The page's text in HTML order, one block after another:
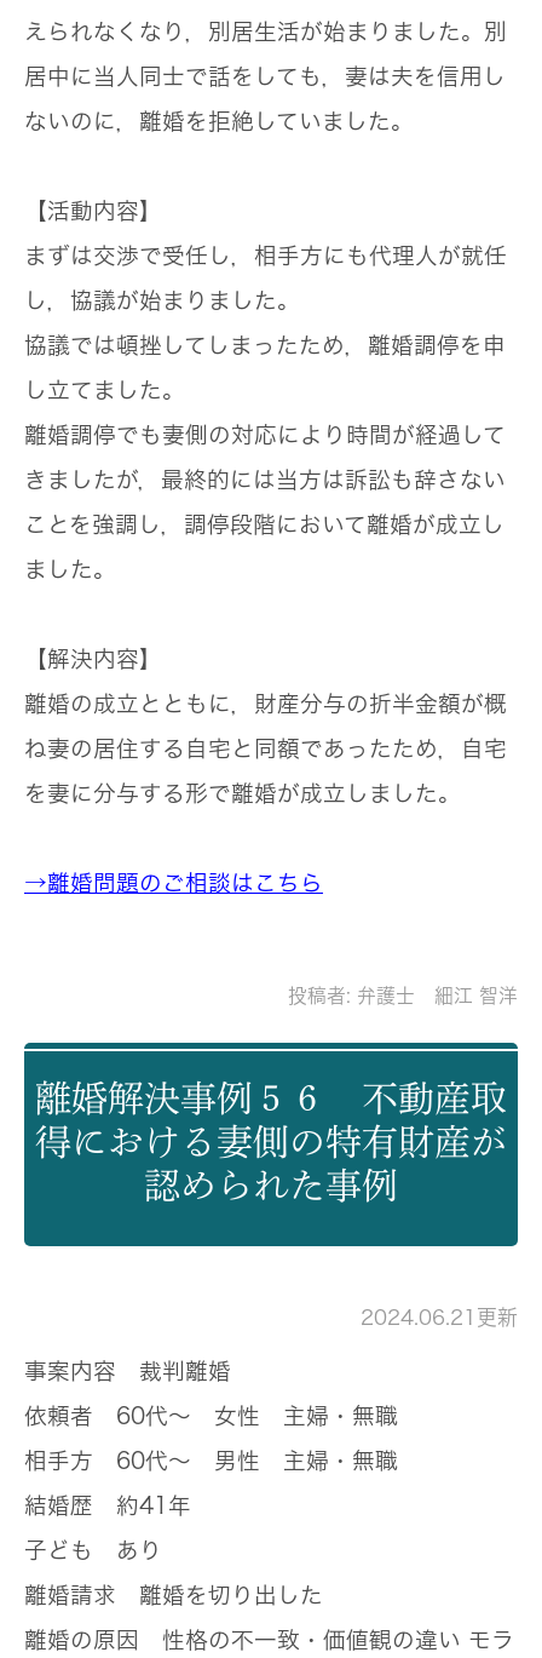
えられなくなり，別居生活が始まりました。別
居中に当人同士で話をしても，妻は夫を信用し
ないのに，離婚を拒絶していました。
【活動内容】
まずは交渉で受任し，相手方にも代理人が就任
し，協議が始まりました。
協議では頓挫してしまったため，離婚調停を申
し立てました。
離婚調停でも妻側の対応により時間が経過して
きましたが，最終的には当方は訴訟も辞さない
ことを強調し，調停段階において離婚が成立し
ました。
【解決内容】
離婚の成立とともに，財産分与の折半金額が概
ね妻の居住する自宅と同額であったため，自宅
を妻に分与する形で離婚が成立しました。
→離婚問題のご相談はこちら
投稿者: 弁護士 細江 智洋
離婚解決事例５６ 不動産取
得における妻側の特有財産が
認められた事例
2024.06.21更新
事案内容 裁判離婚
依頼者 60代～ 女性 主婦・無職
相手方 60代～ 男性 主婦・無職
結婚歴 約41年
子ども あり
離婚請求 離婚を切り出した
離婚の原因 性格の不一致・価値観の違い モラ